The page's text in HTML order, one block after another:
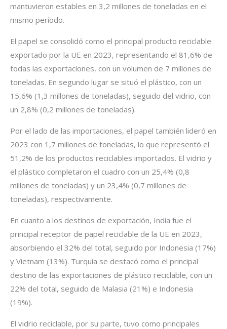
mantuvieron estables en 3,2 millones de toneladas en el
mismo período.
El papel se consolidó como el principal producto reciclable
exportado por la UE en 2023, representando el 81,6% de
todas las exportaciones, con un volumen de 7 millones de
toneladas. En segundo lugar se situó el plástico, con un
15,6% (1,3 millones de toneladas), seguido del vidrio, con
un 2,8% (0,2 millones de toneladas).
Por el lado de las importaciones, el papel también lideró en
2023 con 1,7 millones de toneladas, lo que representó el
51,2% de los productos reciclables importados. El vidrio y
el plástico completaron el cuadro con un 25,4% (0,8
millones de toneladas) y un 23,4% (0,7 millones de
toneladas), respectivamente.
En cuanto a los destinos de exportación, India fue el
principal receptor de papel reciclable de la UE en 2023,
absorbiendo el 32% del total, seguido por Indonesia (17%)
y Vietnam (13%). Turquía se destacó como el principal
destino de las exportaciones de plástico reciclable, con un
22% del total, seguido de Malasia (21%) e Indonesia
(19%).
El vidrio reciclable, por su parte, tuvo como principales